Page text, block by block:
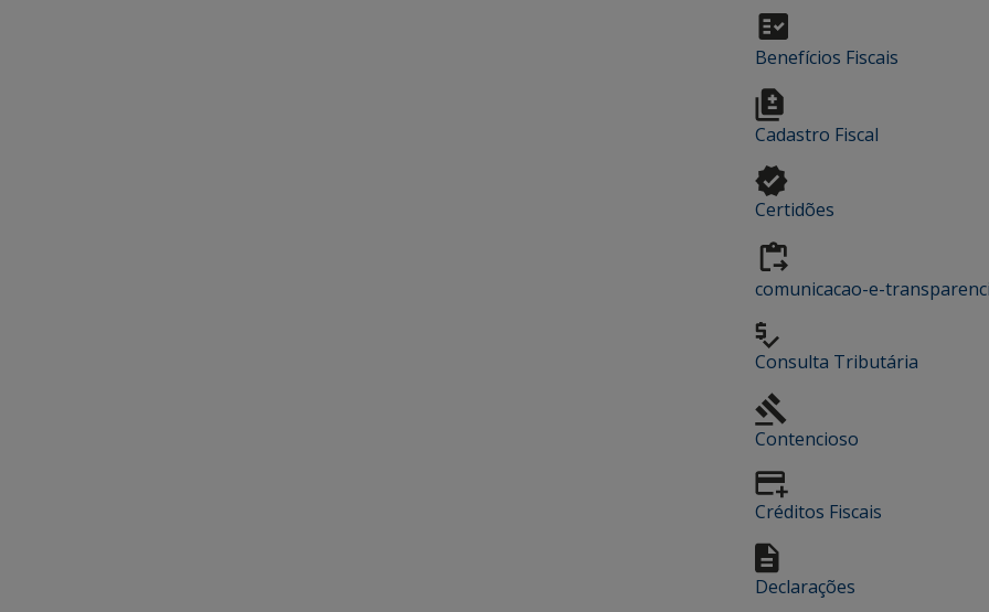
Benefícios Fiscais
Cadastro Fiscal
Certidões
comunicacao-e-
Consulta Tributária
Contencioso
Créditos Fiscais
Declarações